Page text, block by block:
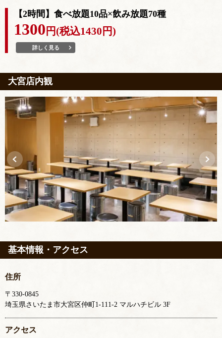
【2時間】食べ放題10品×飲み放題70種
1300 円(税込1430円)
詳しく見る
大宮店内観
基本情報・アクセス
住所
〒330-0845
埼玉県さいたま市大宮区仲町1-111-2 マルハチビル 3F
アクセス